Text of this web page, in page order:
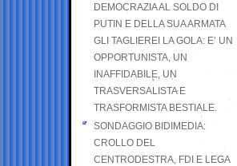
DEMOCRAZIA AL SOLDO DI
PUTIN E DELLA SUA ARMATA
GLI TAGLIEREI LA GOLA: E’ UN
OPPORTUNISTA, UN
INAFFIDABILE, UN
TRASVERSALISTA E
TRASFORMISTA BESTIALE.
SONDAGGIO BIDIMEDIA:
CROLLO DEL
CENTRODESTRA, FDI E LEGA